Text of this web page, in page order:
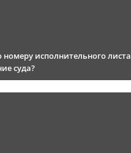
номеру исполнительного
суда?